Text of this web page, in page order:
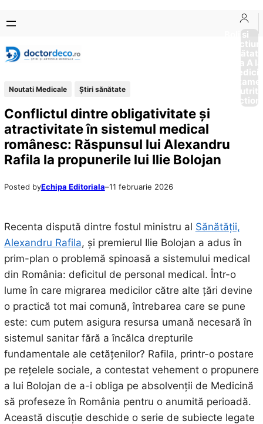
conținut
content
Boli si
Afectiuni
Sănătate
de la A
Noutati Medicale Ştiri sănătate
Conflictul dintre obligativitate și
atractivitate în sistemul medical
românesc: Răspunsul lui Alexandru
Rafila la propunerile lui Ilie Bolojan
Posted byEchipa Editoriala–11 februarie 2026
Recenta dispută dintre fostul ministru al Sănătății,
Alexandru Rafila, și premierul Ilie Bolojan a adus în
prim-plan o problemă spinoasă a sistemului medical
din România: deficitul de personal medical. Într-o
lume în care migrarea medicilor către alte țări devine
o practică tot mai comună, întrebarea care se pune
este: cum putem asigura resursa umană necesară în
sistemul sanitar fără a încălca drepturile
fundamentale ale cetățenilor? Rafila, printr-o postare
pe rețelele sociale, a contestat vehement o propunere
a lui Bolojan de a-i obliga pe absolvenții de Medicină
să profeseze în România pentru o anumită perioadă.
Această discuție deschide o serie de subiecte legate